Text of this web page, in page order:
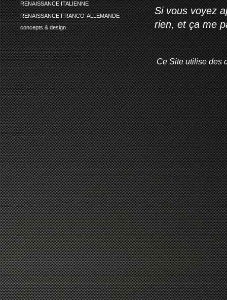
RENAISSANCE ITALIENNE
RENAISSANCE FRANCO-ALLEMANDE
concepts & design
Si vous voyez
rien, et ça me
Ce Site utilise des